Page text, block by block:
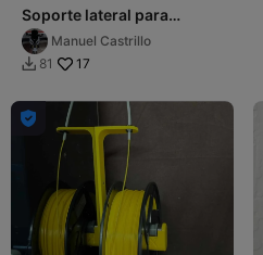
Soporte lateral para
bobina de filamento
Creality K1
Manuel Castrillo
 81 17
